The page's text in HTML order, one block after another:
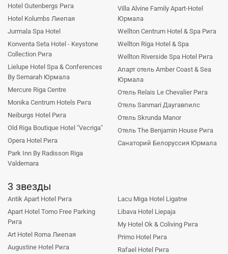
Hotel Gutenbergs Рига
Hotel Kolumbs Лиепая
Jurmala Spa Hotel
Konventa Seta Hotel - Keystone
Collection Рига
Lielupe Hotel Spa & Conferences
By Semarah Юрмала
Mercure Riga Centre
Monika Centrum Hotels Рига
Neiburgs Hotel Рига
Old Riga Boutique Hotel "Vecriga"
Opera Hotel Рига
Park Inn By Radisson Riga
Valdemara
Villa Alvine Family Apart-Hotel
Юрмала
Wellton Centrum Hotel & Spa Рига
Wellton Riga Hotel & Spa
Wellton Riverside Spa Hotel Рига
Апарт отель Amber Coast & Sea
Юрмала
Отель Relais Le Chevalier Рига
Отель Sanmari Даугавпилс
Отель Skrunda Manor
Отель The Benjamin House Рига
Санаторий Белоруссия Юрмала
3 звезды
Antik Apart Hotel Рига
Apart Hotel Tomo Free Parking
Рига
Art Hotel Roma Лиепая
Augustine Hotel Рига
Lacu Miga Hotel Ligatne
Libava Hotel Liepaja
My Hotel Ok & Coliving Рига
Primo Hotel Рига
Rafael Hotel Рига